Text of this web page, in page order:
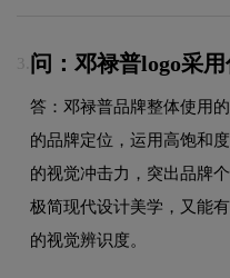
3. 问：邓禄普logo采
答：邓禄普品牌整体使用
的品牌定位，运用高饱和
的视觉冲击力，突出品牌
极简现代设计美学，又能
的视觉辨识度。